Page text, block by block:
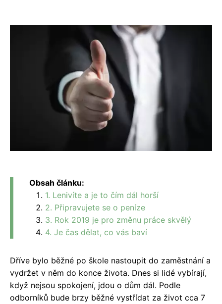
Obsah článku:
1. Lenivíte a je to čím dál horší
2. Připravujete se o peníze
3. Rok 2019 je pro změnu práce skvělý
4. Je čas dělat, co vás baví
Dříve bylo běžné po škole nastoupit do zaměstnání a
vydržet v něm do konce života. Dnes si lidé vybírají,
když nejsou spokojení, jdou o dům dál. Podle
odborníků bude brzy běžné vystřídat za život cca 7